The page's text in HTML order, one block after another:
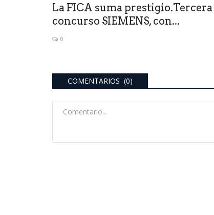
La FICA suma prestigio.Tercera
concurso SIEMENS, con...
0
COMENTARIOS (0)
ultimo momento